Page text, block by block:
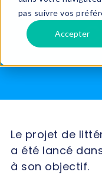
pas suivre vos
Accepter
Le projet de
a été lancé
à son objectif.